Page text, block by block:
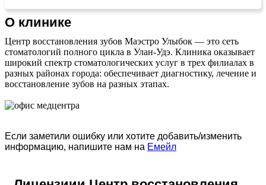
О клинике
Центр восстановления зубов Маэстро Улыбок — это сеть
стоматологий полного цикла в Улан‑Удэ. Клиника оказывает
широкий спектр стоматологических услуг в трех филиалах в
разных районах города: обеспечивает диагностику, лечение и
восстановление зубов на разных этапах.
Если заметили ошибку или хотите добавить/изменить
информацию, напишите нам на Емейл